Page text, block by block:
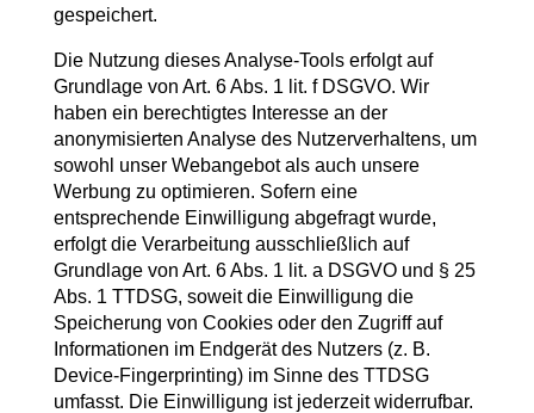
gespeichert.
Die Nutzung dieses Analyse-Tools erfolgt auf
Grundlage von Art. 6 Abs. 1 lit. f DSGVO. Wir
haben ein berechtigtes Interesse an der
anonymisierten Analyse des Nutzerverhaltens, um
sowohl unser Webangebot als auch unsere
Werbung zu optimieren. Sofern eine
entsprechende Einwilligung abgefragt wurde,
erfolgt die Verarbeitung ausschließlich auf
Grundlage von Art. 6 Abs. 1 lit. a DSGVO und § 25
Abs. 1 TTDSG, soweit die Einwilligung die
Speicherung von Cookies oder den Zugriff auf
Informationen im Endgerät des Nutzers (z. B.
Device-Fingerprinting) im Sinne des TTDSG
umfasst. Die Einwilligung ist jederzeit widerrufbar.